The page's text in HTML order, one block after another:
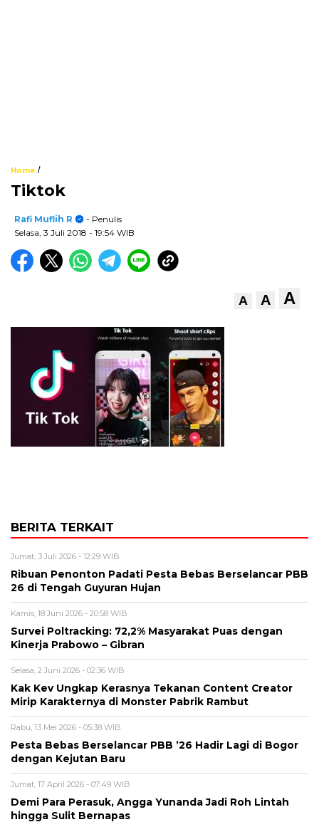
Home /
Tiktok
Rafi Muflih R
- Penulis
Selasa, 3 Juli 2018 - 19:54 WIB
A A A
BERITA TERKAIT
Jumat, 3 Juli 2026 - 12:29 WIB
Ribuan Penonton Padati Pesta Bebas Berselancar PBB
26 di Tengah Guyuran Hujan
Kamis, 18 Juni 2026 - 20:58 WIB
Survei Poltracking: 72,2% Masyarakat Puas dengan
Kinerja Prabowo – Gibran
Selasa, 2 Juni 2026 - 02:36 WIB
Kak Kev Ungkap Kerasnya Tekanan Content Creator
Mirip Karakternya di Monster Pabrik Rambut
Rabu, 13 Mei 2026 - 05:38 WIB
Pesta Bebas Berselancar PBB ’26 Hadir Lagi di Bogor
dengan Kejutan Baru
Jumat, 17 April 2026 - 07:49 WIB
Demi Para Perasuk, Angga Yunanda Jadi Roh Lintah
hingga Sulit Bernapas